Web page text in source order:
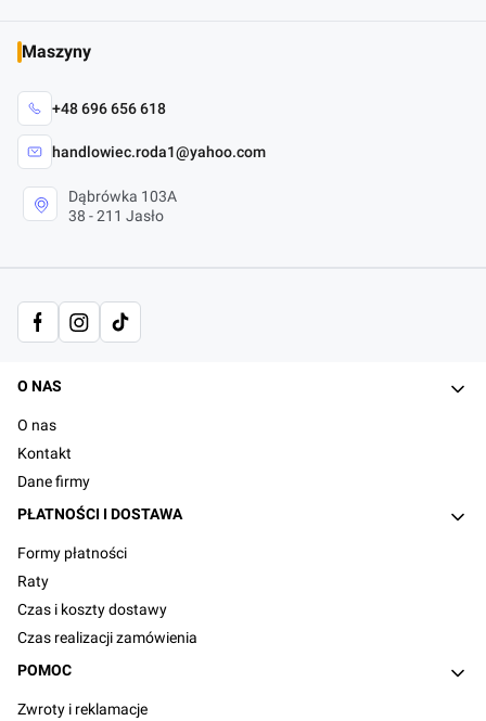
Maszyny
+48 696 656 618
handlowiec.roda1@yahoo.com
Dąbrówka 103A
38 - 211 Jasło
Linki w stopce
O NAS
O nas
Kontakt
Dane firmy
PŁATNOŚCI I DOSTAWA
Formy płatności
Raty
Czas i koszty dostawy
Czas realizacji zamówienia
POMOC
Zwroty i reklamacje